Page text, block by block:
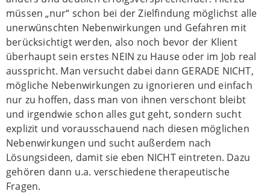
müssen „nur“ schon bei der Zielfindung möglichst alle
unerwünschten Nebenwirkungen und Gefahren mit
berücksichtigt werden, also noch bevor der Klient
überhaupt sein erstes NEIN zu Hause oder im Job real
ausspricht. Man versucht dabei dann GERADE NICHT,
mögliche Nebenwirkungen zu ignorieren und einfach
nur zu hoffen, dass man von ihnen verschont bleibt
und irgendwie schon alles gut geht, sondern sucht
explizit und vorausschauend nach diesen möglichen
Nebenwirkungen und sucht außerdem nach
Lösungsideen, damit sie eben NICHT eintreten. Dazu
gehören dann u.a. verschiedene therapeutische
Fragen.